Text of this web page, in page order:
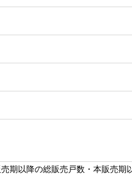
以降の総販売戸数・本販売